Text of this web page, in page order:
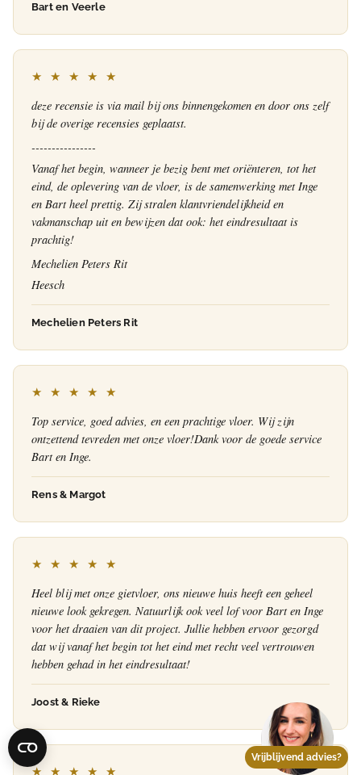
Bart en Veerle
★ ★ ★ ★ ★
deze recensie is via mail bij ons binnengekomen en door ons zelf
bij de overige recensies geplaatst.
----------------
Vanaf het begin, wanneer je bezig bent met oriënteren, tot het
eind, de oplevering van de vloer, is de samenwerking met Inge
en Bart heel prettig. Zij stralen klantvriendelijkheid en
vakmanschap uit en bewijzen dat ook: het eindresultaat is
prachtig!
Mechelien Peters Rit
Heesch
Mechelien Peters Rit
★ ★ ★ ★ ★
Top service, goed advies, en een prachtige vloer. Wij zijn
ontzettend tevreden met onze vloer!Dank voor de goede service
Bart en Inge.
Rens & Margot
★ ★ ★ ★ ★
Heel blij met onze gietvloer, ons nieuwe huis heeft een geheel
nieuwe look gekregen. Natuurlijk ook veel lof voor Bart en Inge
voor het draaien van dit project. Jullie hebben ervoor gezorgd
dat wij vanaf het begin tot het eind met recht veel vertrouwen
hebben gehad in het eindresultaat!
Joost & Rieke
★ ★ ★ ★ ★
Vrijblijvend advies?